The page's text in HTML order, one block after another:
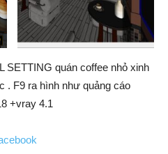
SETTING quán coffee nhỏ xinh
. F9 ra hình như quảng cáo
+vray 4.1